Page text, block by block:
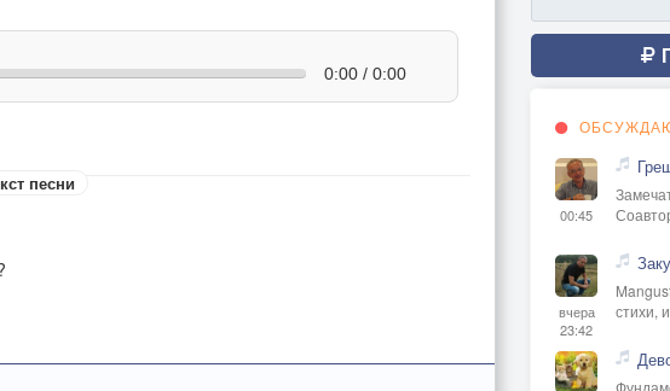
0:00 / 0:00
песни
00:45
вчера
23:42
стихи,